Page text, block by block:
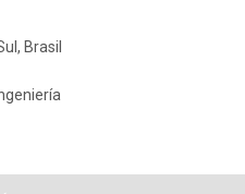
Brasil